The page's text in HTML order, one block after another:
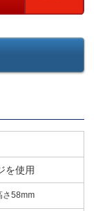
を使用
さ58mm